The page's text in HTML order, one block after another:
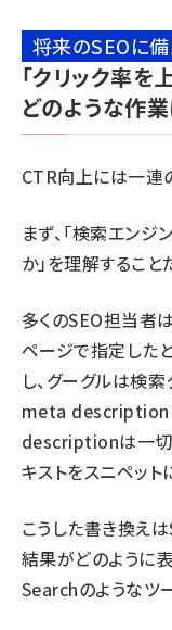
将来のSEOに
「クリック率を
どのような作
CTR向上には一連
まず、「検索エン
か」を理解すること
多くのSEO担当者は
ページで指定した
し、グーグルは検
meta description
descriptionは一切
キストをスニペット
こうした書き換え
結果がどのように
Searchのようなツ